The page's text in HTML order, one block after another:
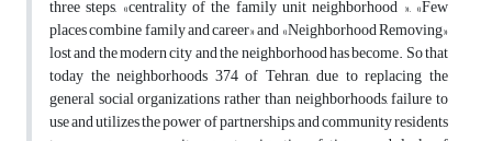
‎three steps, ‎‏»‏centrality of the family unit neighborhood ‎‏«‏‎, ‎‏»‏Few
places combine family and ‎career‏«‏‎ and ‎‏»‏Neighborhood Removing‏«‏‎
lost and the modern city and the neighborhood has ‎become. So that
today the neighborhoods 374 of Tehran, due to replacing the
general ‎social organizations rather than neighborhoods, failure to
use and utilizes the power of ‎partnerships, and community residents